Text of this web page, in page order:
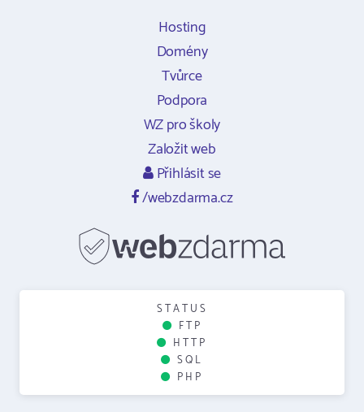
Hosting
Domény
Tvůrce
Podpora
WZ pro školy
Založit web
Přihlásit se
/webzdarma.cz
STATUS
FTP
HTTP
SQL
PHP